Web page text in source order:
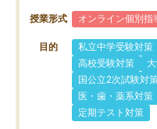
授業形式 オンライン個別指
目的 私立中学受験対策
高校受験対策
国公立2次試験対
医・歯・薬系対策
定期テスト対策